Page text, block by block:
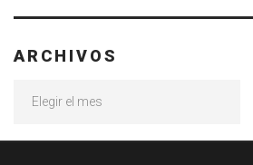
ARCHIVOS